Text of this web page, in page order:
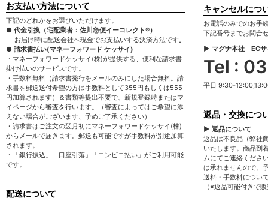
お支払い方法について
下記のどれかをお選びいただけます。
● 代金引換（宅配業者：佐川急便イーコレクト®）
お届け時に配送会社へ現金でお支払いする決済方法です｡
● 請求書払い(マネーフォワード ケッサイ)
・マネーフォワードケッサイ(株)が提供する、便利な請求書
掛け払いのサービスです。
・手数料無料（請求書発行をメールのみにした場合無料。請
求書を郵送送付希望の方は手数料として355円もしくは555
円加算されます）＆書類等提出不要で、新規登録時またはマ
イページから審査を行います。（審査によってはご希望に添
えない場合がございます、予めご了承ください）
・請求書はご注文の翌月初にマネーフォワードケッサイ(株)
からメールで届きます。郵送も可能ですが手数料が別途加算
されます。
・「銀行振込」「口座引落」「コンビニ払い」がご利用可能
です。
配送について
キャンセルにつ
お電話のみでのお手
下記番号までお問合
▶ マグナ本社 ECサ
Tel :
平日 9:30-
返品・交換につ
▶ 返品について
返品は不良品（弊社
いたします。商品到
ムにてご連絡くださ
は承れませんので、
送料・手数料につい
（※返品可能付きで